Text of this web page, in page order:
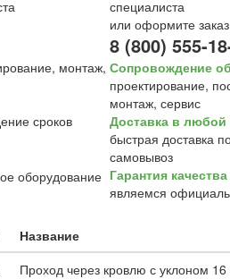
специалиста
или оформите
8 (800) 555-
Сопровождение
проектирование,
монтаж, сервис
Доставка в любой
быстрая доставка
самовывоз
Гарантия качества
являемся
Название
Проход через кровлю с уклоном